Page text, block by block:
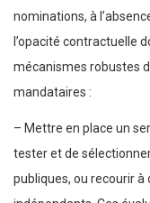
nominations, à
l’opacité contractuelle
mécanismes robustes
mandataires :
– Mettre en place un
tester et de
publiques, ou recourir